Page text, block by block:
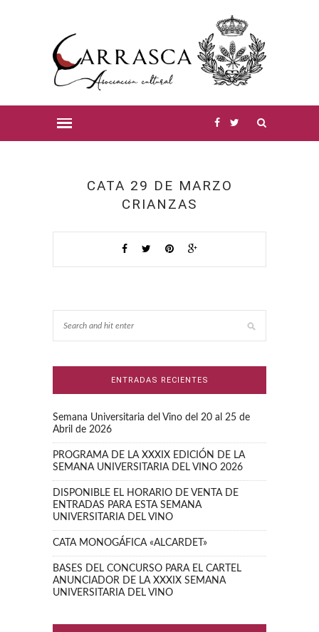
CATA 29 DE MARZO
CRIANZAS
ENTRADAS RECIENTES
Semana Universitaria del Vino del 20 al 25 de
Abril de 2026
PROGRAMA DE LA XXXIX EDICIÓN DE LA
SEMANA UNIVERSITARIA DEL VINO 2026
DISPONIBLE EL HORARIO DE VENTA DE
ENTRADAS PARA ESTA SEMANA
UNIVERSITARIA DEL VINO
CATA MONOGÁFICA «ALCARDET»
BASES DEL CONCURSO PARA EL CARTEL
ANUNCIADOR DE LA XXXIX SEMANA
UNIVERSITARIA DEL VINO